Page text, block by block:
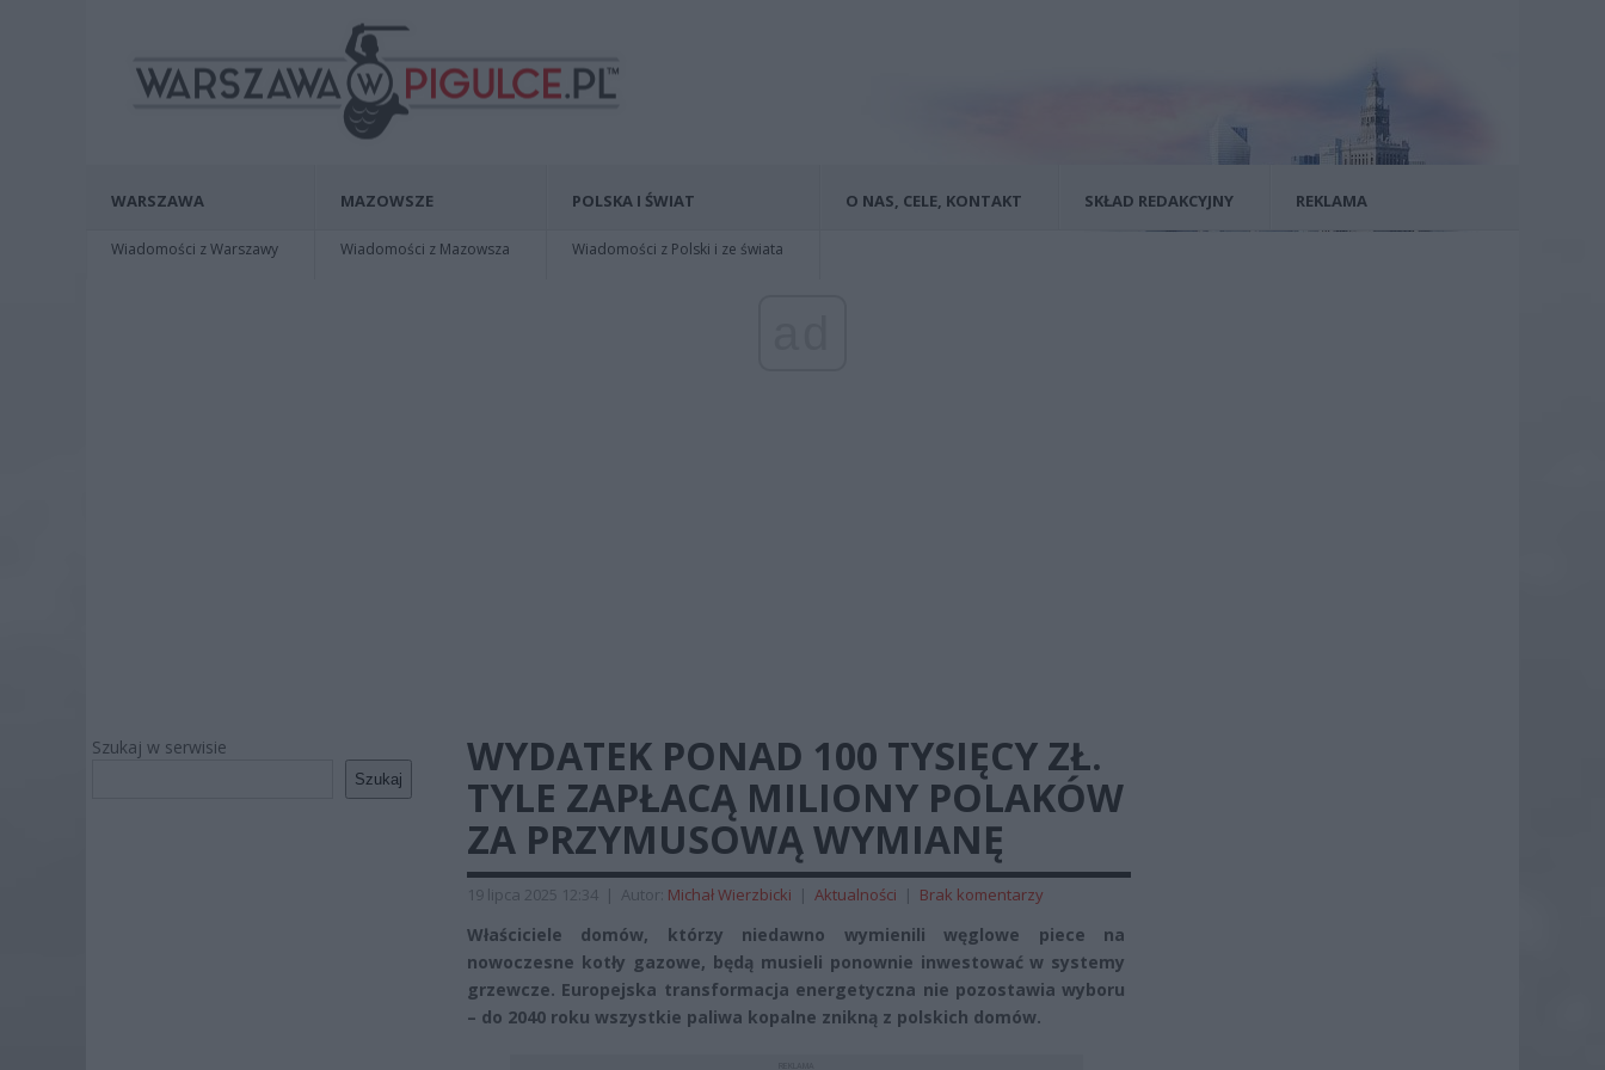
WARSZAWA
Wiadomości z Warszawy
MAZOWSZE
Wiadomości z Mazowsza
POLSKA I ŚWIAT
Wiadomości z Polski i ze świata
O NAS, CELE, KONTAKT SKŁAD REDAKCYJNY REKLAMA
Szukaj w serwisie
Szukaj
WYDATEK PONAD 100 TYSIĘCY ZŁ.
TYLE ZAPŁACĄ MILIONY POLAKÓW
ZA PRZYMUSOWĄ WYMIANĘ
19 lipca 2025 12:34 | Autor: Michał Wierzbicki | Aktualności | Brak komentarzy
Właściciele domów, którzy niedawno wymienili węglowe piece na
nowoczesne kotły gazowe, będą musieli ponownie inwestować w systemy
grzewcze. Europejska transformacja energetyczna nie pozostawia wyboru
– do 2040 roku wszystkie paliwa kopalne znikną z polskich domów.